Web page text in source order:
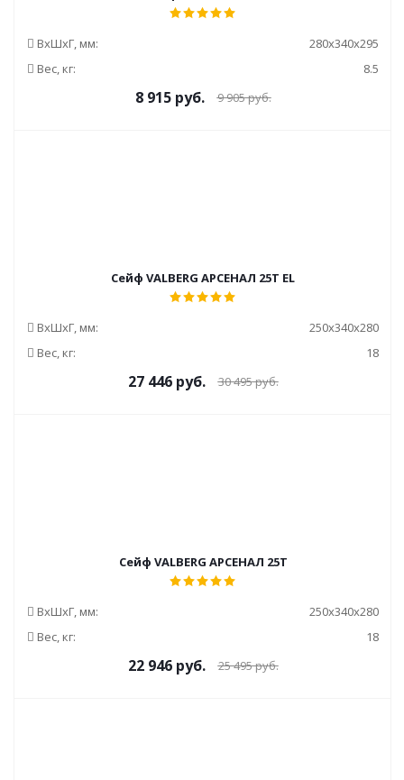
ВxШxГ, мм:
280x340x295
Вес, кг:
8.5
8 915руб. 9 905руб.
Сейф VALBERG АРСЕНАЛ 25Т EL
ВxШxГ, мм:
250x340x280
Вес, кг:
18
27 446руб. 30 495руб.
Сейф VALBERG АРСЕНАЛ 25Т
ВxШxГ, мм:
250x340x280
Вес, кг:
18
22 946руб. 25 495руб.